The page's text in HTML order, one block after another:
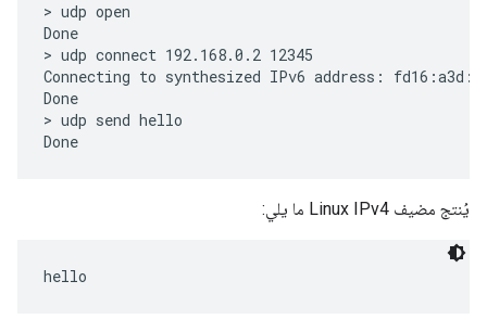
> udp open
Done
> udp connect 192.168.0.2 12345
Connecting to synthesized IPv6 address:
Done
> udp send hello
يُنتج مضيف Linux IPv4 ما يلي: